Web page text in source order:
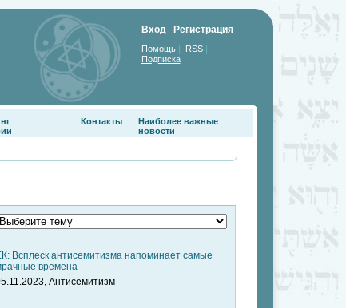
Вход Регистрация
Помощь| RSS|
Подписка
Контакты
Наиболее важные
новости
Всплеск антисемитизма напоминает самые
времена
Антисемитизм